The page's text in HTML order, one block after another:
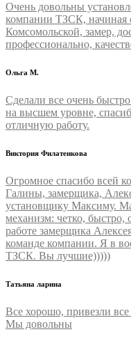
Очень довольны
компании ТЗСК, начиная
Комсомольской, замер,
профессионально,
Ольга М.
Сделали все очень
на высшем уровне,
отличную работу.
Виктория Филатенкова
Огромное спасибо всей
Галины, замерщика,
установщику Максиму.
механизм: четко, быстро,
работе замерщика
команде компании. Я в
ТЗСК. Вы лучшие)))))
Татьяна ларина
Все хорошо, привезли
Мы довольны